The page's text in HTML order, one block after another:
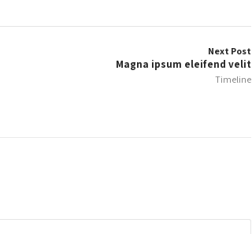
Next Post
Magna ipsum eleifend velit
Timeline